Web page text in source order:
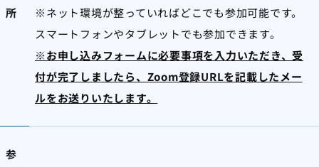
所
※ネット環境が整っていればどこでも参加可能です。
スマートフォンやタブレットでも参加できます。
※お申し込みフォームに必要事項を入力いただき、受
付が完了しましたら、Zoom登録URLを記載したメー
ルをお送りいたします。
参